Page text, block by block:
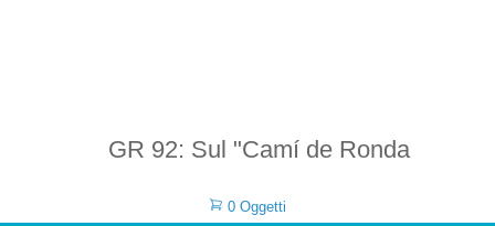
GR 92: Sul "Camí de Ronda
0 Oggetti